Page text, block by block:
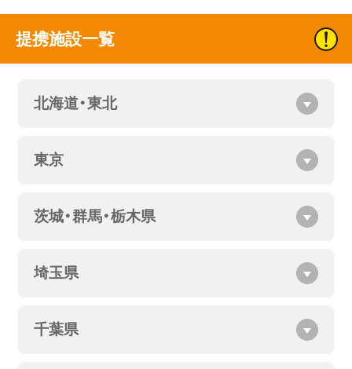
提携施設一覧
北海道・東北
東京
茨城・群馬・栃木県
埼玉県
千葉県